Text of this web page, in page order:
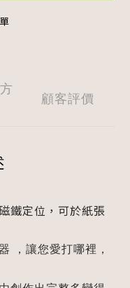
顧客評價
鐵定位，可於紙張
，讓您愛打哪裡，